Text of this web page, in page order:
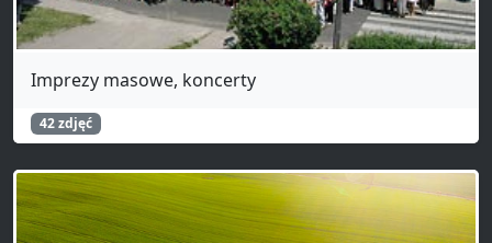
Imprezy masowe, koncerty
42 zdjęć